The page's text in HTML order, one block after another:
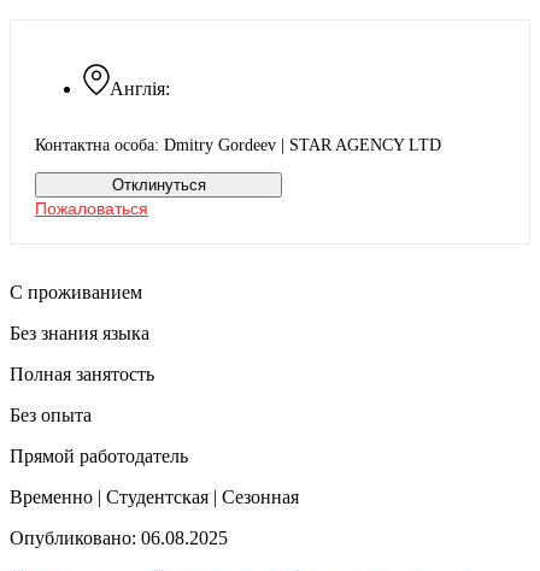
Англія:
Контактна особа: Dmitry Gordeev | STAR AGENCY LTD
Отклинуться
Пожаловаться
С проживанием
Без знания языка
Полная занятость
Без опыта
Прямой работодатель
Временно | Студентская | Сезонная
Опубликовано: 06.08.2025